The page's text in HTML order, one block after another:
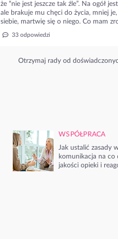
że “nie jest jeszcze tak źle”. Na ogół
ale brakuje mu chęci do życia, mniej
siebie, martwię się o niego. Co mam
33 odpowiedzi
Otrzymaj rady od
WSPÓŁPRACA
Jak ustalić zasady
komunikacja na
jakości opieki i